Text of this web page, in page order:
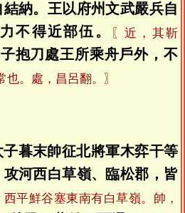
納。王以府州文武嚴兵自
不得近部伍。
〖近，其靳
抱刀處王所乘舟戶外，不
也。處，昌呂翻。〗
暮末帥征北將軍木弈干等
河西白草嶺、臨松郡，皆
西平鮮谷塞東南有白草嶺。帥，